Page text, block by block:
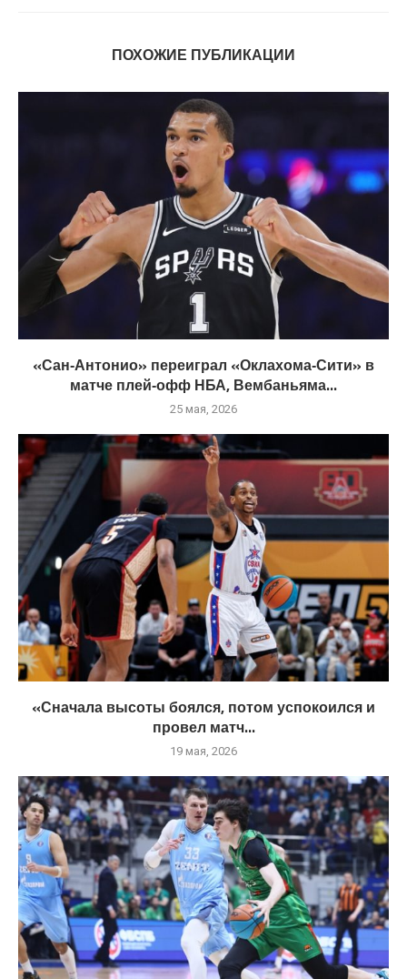
ПОХОЖИЕ ПУБЛИКАЦИИ
«Сан‑Антонио» переиграл «Оклахома‑Сити» в
матче плей‑офф НБА, Вембаньяма...
25 мая, 2026
«Сначала высоты боялся, потом успокоился и
провел матч...
19 мая, 2026